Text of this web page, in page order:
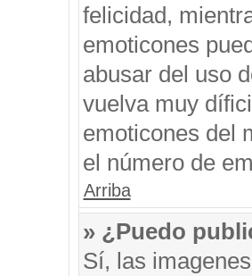
felicidad,
emoticones
abusar del uso
vuelva muy
emoticones del
el número de
Arriba
» ¿Puedo
Sí, las